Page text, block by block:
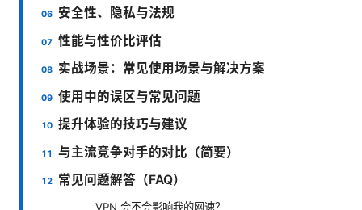
安全性、隐私与法规
性能与性价比评估
实战场景：常见使用场景与解决方案
使用中的误区与常见问题
提升体验的技巧与建议
与主流竞争对手的对比（简要）
常见问题解答（FAQ）
VPN 会不会影响我的网速？